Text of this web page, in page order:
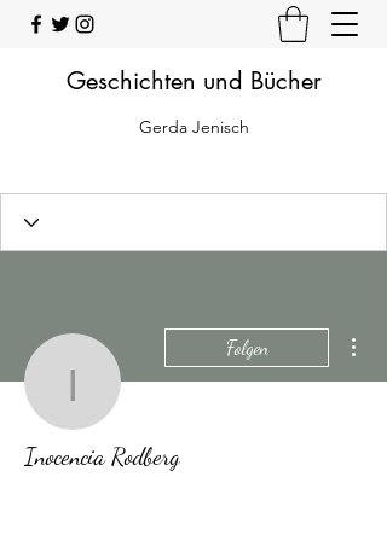
Geschichten und Bücher
Gerda Jenisch
Inocencia
Folgen
Inocencia Rodberg